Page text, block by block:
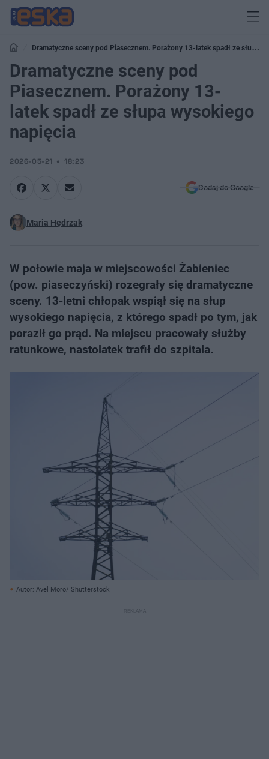
Dramatyczne sceny pod Piasecznem. Porażony 13-latek spadł ze słupa
wysokiego napięcia
Dramatyczne sceny pod
Piasecznem. Porażony 13-
latek spadł ze słupa wysokiego
napięcia
2026-05-21 18:23
Dodaj do Google
Maria Hędrzak
W połowie maja w miejscowości Żabieniec
(pow. piaseczyński) rozegrały się dramatyczne
sceny. 13-letni chłopak wspiął się na słup
wysokiego napięcia, z którego spadł po tym, jak
poraził go prąd. Na miejscu pracowały służby
ratunkowe, nastolatek trafił do szpitala.
Autor: Avel Moro/ Shutterstock